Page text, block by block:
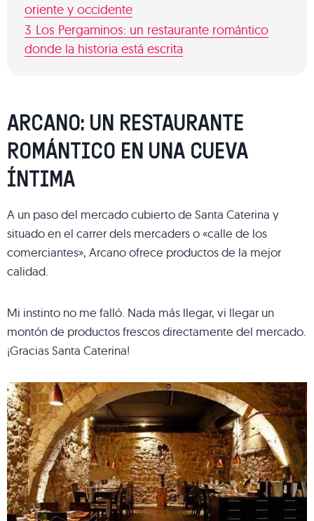
oriente y occidente
3 Los Pergaminos: un restaurante romántico
donde la historia está escrita
ARCANO: UN RESTAURANTE
ROMÁNTICO EN UNA CUEVA
ÍNTIMA
A un paso del mercado cubierto de Santa Caterina y
situado en el carrer dels mercaders o «calle de los
comerciantes», Arcano ofrece productos de la mejor
calidad.
Mi instinto no me falló. Nada más llegar, vi llegar un
montón de productos frescos directamente del mercado.
¡Gracias Santa Caterina!